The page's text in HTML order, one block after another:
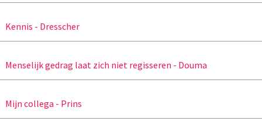
Kennis - Dresscher
Menselijk gedrag laat zich niet regisseren - Douma
Mijn collega - Prins